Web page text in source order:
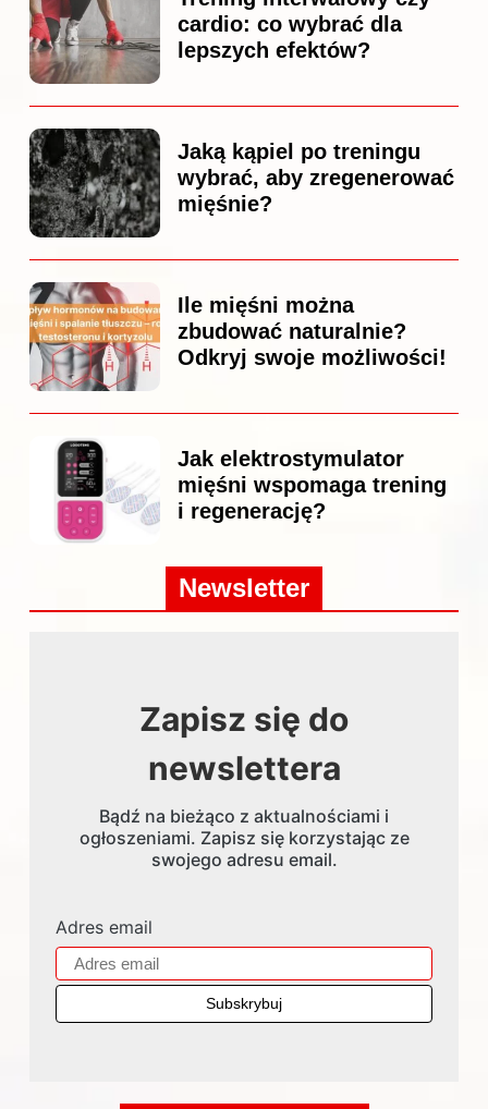
cardio: co wybrać dla
lepszych efektów?
Jaką kąpiel po treningu
wybrać, aby zregenerować
mięśnie?
Ile mięśni można
zbudować naturalnie?
Odkryj swoje możliwości!
Jak elektrostymulator
mięśni wspomaga trening
i regenerację?
Newsletter
Zapisz się do
newslettera
Bądź na bieżąco z aktualnościami i
ogłoszeniami. Zapisz się korzystając ze
swojego adresu email.
Adres email